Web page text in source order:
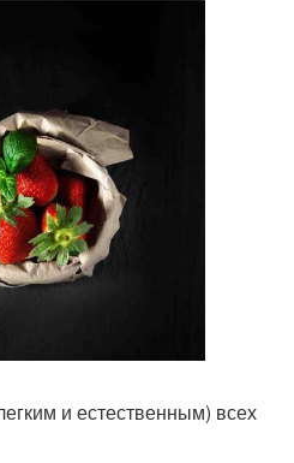
и естественным) всех